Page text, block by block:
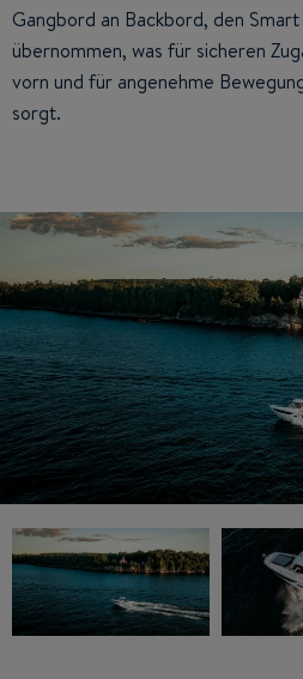
Gangbord an Backbord, den
übernommen, was für sicheren
vorn und für angenehme
sorgt.